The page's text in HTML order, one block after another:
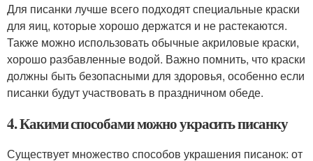
Для писанки лучше всего подходят специальные краски
для яиц, которые хорошо держатся и не растекаются.
Также можно использовать обычные акриловые краски,
хорошо разбавленные водой. Важно помнить, что краски
должны быть безопасными для здоровья, особенно если
писанки будут участвовать в праздничном обеде.
4. Какими способами можно украсить писанку
Существует множество способов украшения писанок: от